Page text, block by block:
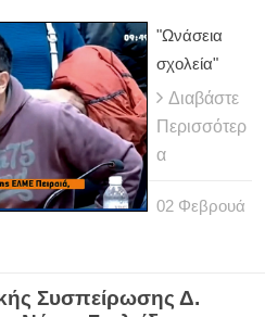
"Ωνάσεια
σχολεία"
Διαβάστε
Περισσότερ
α
02 Φεβρουά
Συσπείρωσης Δ.